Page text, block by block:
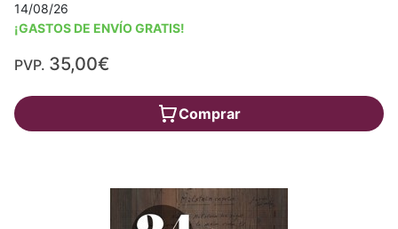
14/08/26
¡GASTOS DE ENVÍO GRATIS!
PVP. 35,00€
Comprar